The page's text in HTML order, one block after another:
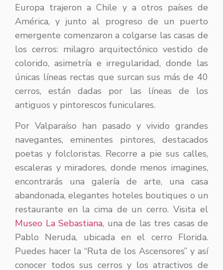
Europa trajeron a Chile y a otros países de
América, y junto al progreso de un puerto
emergente comenzaron a colgarse las casas de
los cerros: milagro arquitectónico vestido de
colorido, asimetría e irregularidad, donde las
únicas líneas rectas que surcan sus más de 40
cerros, están dadas por las líneas de los
antiguos y pintorescos funiculares.
Por Valparaíso han pasado y vivido grandes
navegantes, eminentes pintores, destacados
poetas y folcloristas. Recorre a pie sus calles,
escaleras y miradores, donde menos imagines,
encontrarás una galería de arte, una casa
abandonada, elegantes hoteles boutiques o un
restaurante en la cima de un cerro. Visita el
Museo La Sebastiana, una de las tres casas de
Pablo Neruda, ubicada en el cerro Florida.
Puedes hacer la “Ruta de los Ascensores” y así
conocer todos sus cerros y los atractivos de